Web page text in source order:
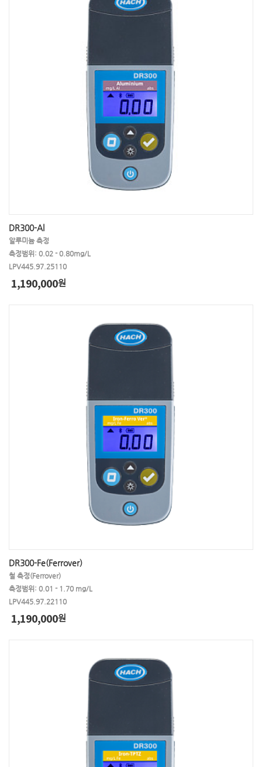
WANDI
DR300-Al
알루미늄 측정
측정범위: 0.02 - 0.80mg/L
LPV445.97.25110
1,190,000원
DR300-Fe(Ferrover)
철 측정(Ferrover)
측정범위: 0.01 - 1.70 mg/L
LPV445.97.22110
1,190,000원